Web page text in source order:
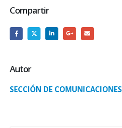
Compartir
Autor
SECCIÓN DE COMUNICACIONES